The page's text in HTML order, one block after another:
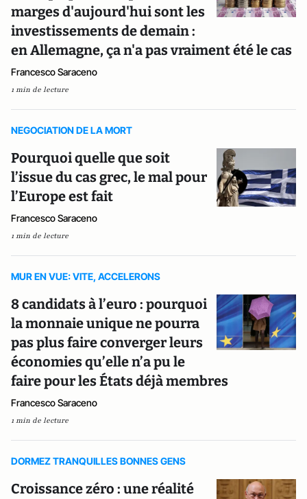
marges d'aujourd'hui sont les
investissements de demain :
en Allemagne, ça n'a pas vraiment été le cas
Francesco Saraceno
1 min de lecture
NEGOCIATION DE LA MORT
Pourquoi quelle que soit
l’issue du cas grec, le mal pour
l’Europe est fait
Francesco Saraceno
1 min de lecture
MUR EN VUE: VITE, ACCELERONS
8 candidats à l’euro : pourquoi
la monnaie unique ne pourra
pas plus faire converger leurs
économies qu’elle n’a pu le
faire pour les États déjà membres
Francesco Saraceno
1 min de lecture
DORMEZ TRANQUILLES BONNES GENS
Croissance zéro : une réalité